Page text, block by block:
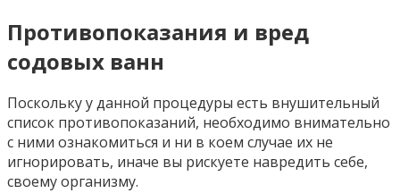
Противопоказания и вред
содовых ванн
Поскольку у данной процедуры есть внушительный
список противопоказаний, необходимо внимательно
с ними ознакомиться и ни в коем случае их не
игнорировать, иначе вы рискуете навредить себе,
своему организму.